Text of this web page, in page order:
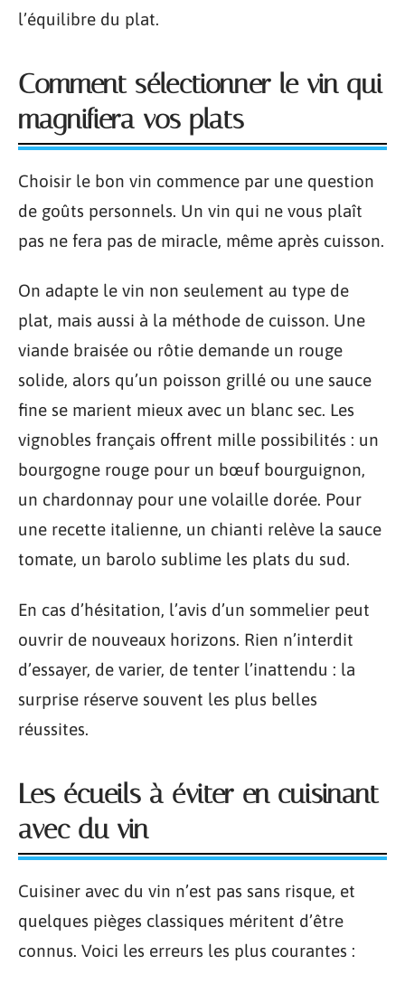
l’équilibre du plat.
Comment sélectionner le vin qui
magnifiera vos plats
Choisir le bon vin commence par une question
de goûts personnels. Un vin qui ne vous plaît
pas ne fera pas de miracle, même après cuisson.
On adapte le vin non seulement au type de
plat, mais aussi à la méthode de cuisson. Une
viande braisée ou rôtie demande un rouge
solide, alors qu’un poisson grillé ou une sauce
fine se marient mieux avec un blanc sec. Les
vignobles français offrent mille possibilités : un
bourgogne rouge pour un bœuf bourguignon,
un chardonnay pour une volaille dorée. Pour
une recette italienne, un chianti relève la sauce
tomate, un barolo sublime les plats du sud.
En cas d’hésitation, l’avis d’un sommelier peut
ouvrir de nouveaux horizons. Rien n’interdit
d’essayer, de varier, de tenter l’inattendu : la
surprise réserve souvent les plus belles
réussites.
Les écueils à éviter en cuisinant
avec du vin
Cuisiner avec du vin n’est pas sans risque, et
quelques pièges classiques méritent d’être
connus. Voici les erreurs les plus courantes :